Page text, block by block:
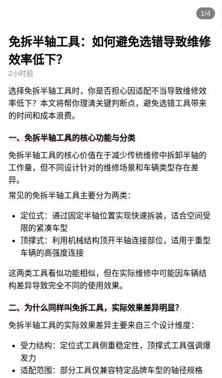
1/4
免拆半轴工具：如何避免选错导致维修
效率低下？
2小时前
选择免拆半轴工具时，你是否担心因适配不当导致维修效
率低下？本文将帮你理清关键判断点，避免选错工具带来
的时间和成本浪费。
一、免拆半轴工具的核心功能与分类
免拆半轴工具的核心价值在于减少传统维修中拆卸半轴的
工作量，但不同设计针对的维修场景和车辆类型存在差
异。
常见的免拆半轴工具主要分为两类：
定位式：通过固定半轴位置实现快速拆装，适合空间受
限的紧凑车型
顶撑式：利用机械结构顶开半轴连接部位，适用于重型
车辆的高强度连接
这两类工具看似功能相似，但在实际维修中可能因车辆结
构差异导致完全不同的使用效果。
二、为什么同样叫免拆工具，实际效果差异明显？
免拆半轴工具的实际效果差异主要来自三个设计维度：
受力结构：定位式工具侧重稳定性，顶撑式工具强调爆
发力
适配范围：部分工具仅兼容特定品牌车型的轴径规格